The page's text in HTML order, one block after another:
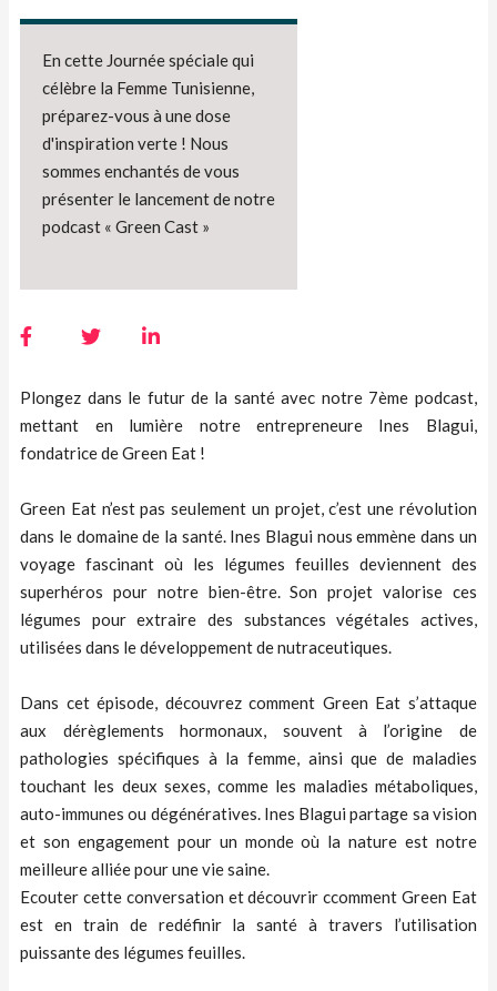
En cette Journée spéciale qui
célèbre la Femme Tunisienne,
préparez-vous à une dose
d'inspiration verte ! Nous
sommes enchantés de vous
présenter le lancement de notre
podcast « Green Cast »
Plongez dans le futur de la santé avec notre 7ème podcast,
mettant en lumière notre entrepreneure Ines Blagui,
fondatrice de Green Eat !
Green Eat n’est pas seulement un projet, c’est une révolution
dans le domaine de la santé. Ines Blagui nous emmène dans un
voyage fascinant où les légumes feuilles deviennent des
superhéros pour notre bien-être. Son projet valorise ces
légumes pour extraire des substances végétales actives,
utilisées dans le développement de nutraceutiques.
Dans cet épisode, découvrez comment Green Eat s’attaque
aux dérèglements hormonaux, souvent à l’origine de
pathologies spécifiques à la femme, ainsi que de maladies
touchant les deux sexes, comme les maladies métaboliques,
auto-immunes ou dégénératives. Ines Blagui partage sa vision
et son engagement pour un monde où la nature est notre
meilleure alliée pour une vie saine.
Ecouter cette conversation et découvrir ccomment Green Eat
est en train de redéfinir la santé à travers l’utilisation
puissante des légumes feuilles.